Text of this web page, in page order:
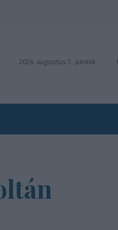
2026. augusztus 7., péntek